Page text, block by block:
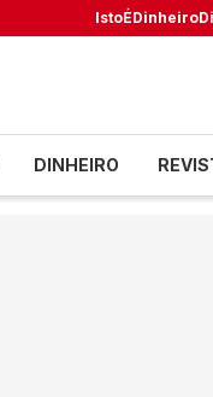
IstoÉDinheiro
DINHEIRO